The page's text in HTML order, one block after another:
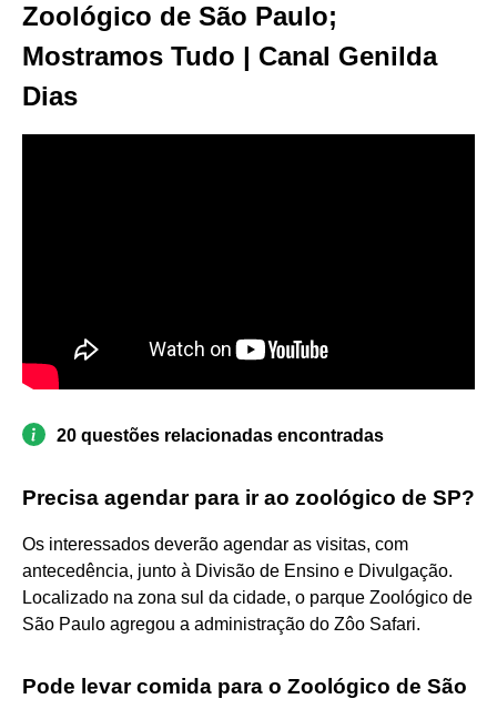
Zoológico de São Paulo;
Mostramos Tudo | Canal Genilda
Dias
20 questões relacionadas encontradas
Precisa agendar para ir ao zoológico de SP?
Os interessados deverão agendar as visitas, com
antecedência, junto à Divisão de Ensino e Divulgação.
Localizado na zona sul da cidade, o parque Zoológico de
São Paulo agregou a administração do Zôo Safari.
Pode levar comida para o Zoológico de São